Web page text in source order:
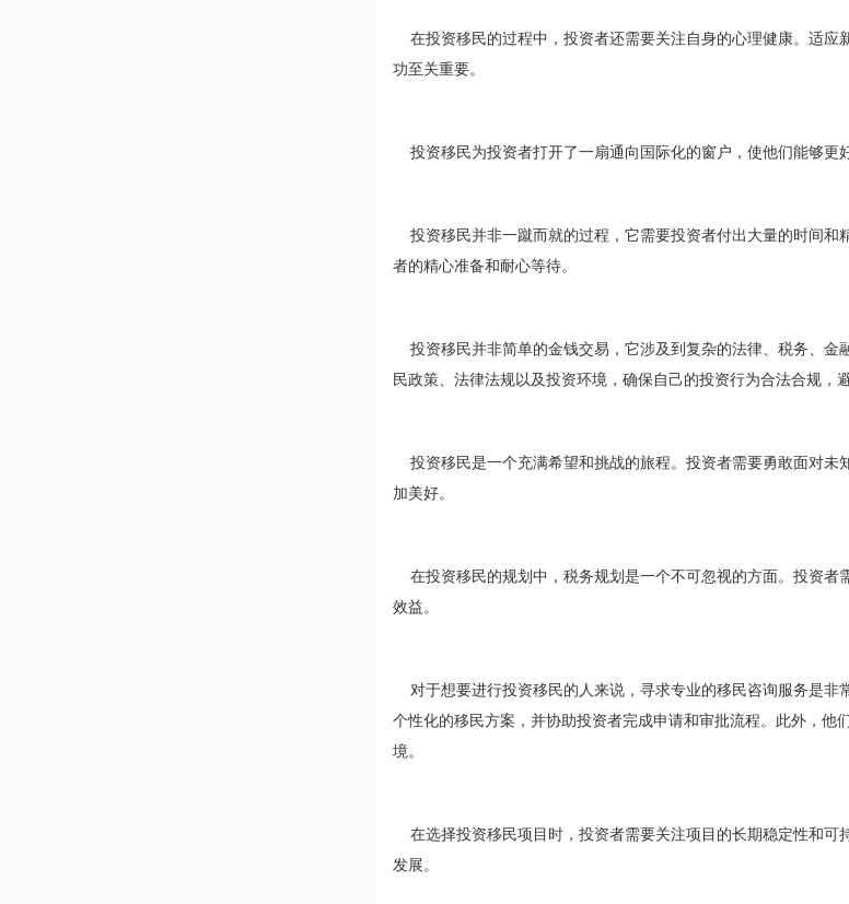
在投资移民的过程中，投资者还需要关注自身的心理健康。适应
功至关重要。
投资移民为投资者打开了一扇通向国际化的窗户，使他们能够更
投资移民并非一蹴而就的过程，它需要投资者付出大量的时间和
者的精心准备和耐心等待。
投资移民并非简单的金钱交易，它涉及到复杂的法律、税务、金
民政策、法律法规以及投资环境，确保自己的投资行为合法合规，
投资移民是一个充满希望和挑战的旅程。投资者需要勇敢面对未
加美好。
在投资移民的规划中，税务规划是一个不可忽视的方面。投资者
效益。
对于想要进行投资移民的人来说，寻求专业的移民咨询服务是非
个性化的移民方案，并协助投资者完成申请和审批流程。此外，
境。
在选择投资移民项目时，投资者需要关注项目的长期稳定性和可
发展。